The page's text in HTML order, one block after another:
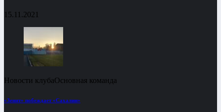
15.11.2021
Новости клубаОсновная команда
«Зенит» побеждает «Сахалин»